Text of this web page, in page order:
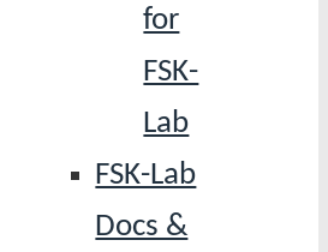
for
FSK-
Lab
FSK-Lab
Docs &